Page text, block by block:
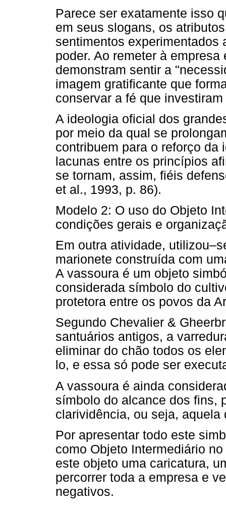
Parece ser exatamente isso
em seus slogans, os
sentimentos experimentados
poder. Ao remeter à
demonstram sentir a
imagem gratificante que
conservar a fé que
A ideologia oficial dos
por meio da qual se
contribuem para o reforço da
lacunas entre os princípios
se tornam, assim, fiéis
et al., 1993, p. 86).
Modelo 2: O uso do Objeto
condições gerais e
Em outra atividade,
marionete construída com
A vassoura é um objeto
considerada símbolo do
protetora entre os povos da
Segundo Chevalier &
santuários antigos, a
eliminar do chão todos os
lo, e essa só pode ser
A vassoura é ainda
símbolo do alcance dos fins,
clarividência, ou seja, aquela
Por apresentar todo este
como Objeto Intermediário
este objeto uma caricatura,
percorrer toda a empresa e
negativos.